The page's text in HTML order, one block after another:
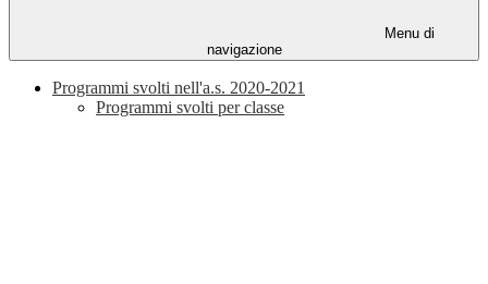
Menu di
navigazione
Programmi svolti nell'a.s. 2020-2021
Programmi svolti per classe